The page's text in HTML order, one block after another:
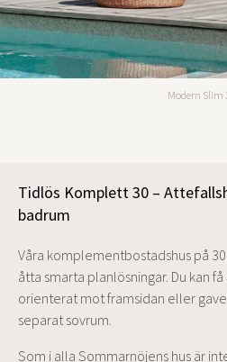
Modern Slim
Tidlös Komplett 30 –
badrum
Våra komplementbostadshus på
åtta smarta planlösningar. Du kan
orienterat mot framsidan eller
separat sovrum.
Som i alla Sommarnöjens hus är